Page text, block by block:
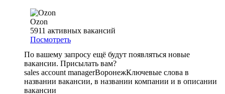
Ozon
5911 активных вакансий
Посмотреть
По вашему запросу ещё будут появляться новые
вакансии. Присылать вам?
sales account managerВоронежКлючевые слова в
названии вакансии, в названии компании и в описании
вакансии